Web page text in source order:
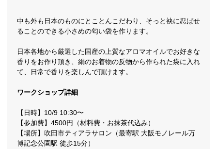
中も外も日本のものにとことんこだわり、そっと袂に忍ばせ
ることのできる小さめの匂い袋を作ります。
日本各地から厳選した国産の上質なアロマオイルでお好きな
香りをお作り頂き、絹のお着物の反物から作られた袋に入れ
て、日常で香りを楽しんで頂けます。
ワークショップ詳細
【日時】10/9 10:30〜
【参加費】4500円（材料費・お抹茶代込み）
【場所】吹田市ティアラサロン（最寄駅 大阪モノレール万
博記念公園駅 徒歩15分）